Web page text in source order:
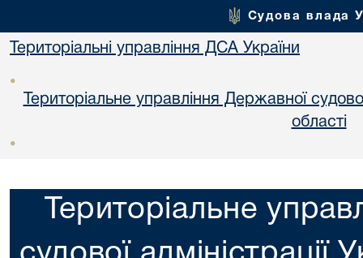
Судова влада
Територіальні управління ДСА України
•
Територіальне управління Державної
областi
•
Територіальне